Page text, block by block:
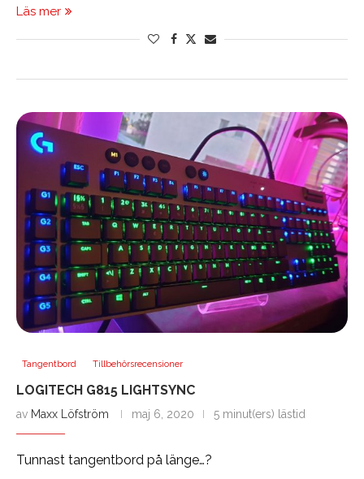
Läs mer
Tangentbord Tillbehörsrecensioner
LOGITECH G815 LIGHTSYNC
av Maxx Löfström maj 6, 2020 5 minut(ers) lästid
Tunnast tangentbord på länge…?